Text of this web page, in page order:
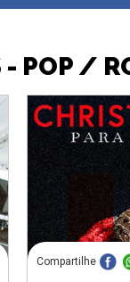
- POP /
Compartilhe